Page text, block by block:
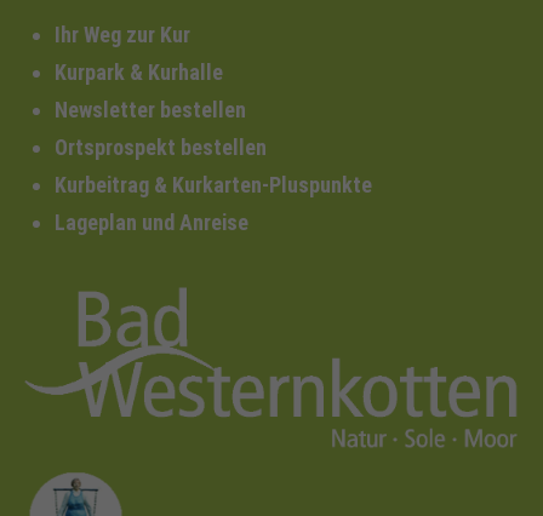
Ihr Weg zur Kur
Kurpark & Kurhalle
Newsletter bestellen
Ortsprospekt bestellen
Kurbeitrag & Kurkarten-Pluspunkte
Lageplan und Anreise